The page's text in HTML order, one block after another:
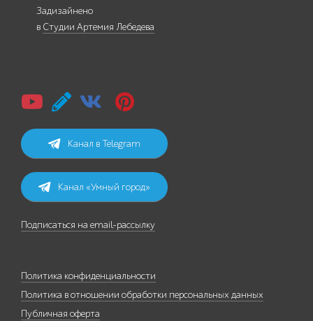
Задизайнено
в Студии Артемия Лебедева
Канал в Telegram
Канал «Умный город»
Подписаться на email-рассылку
Политика конфиденциальности
Политика в отношении обработки персональных данных
Публичная оферта